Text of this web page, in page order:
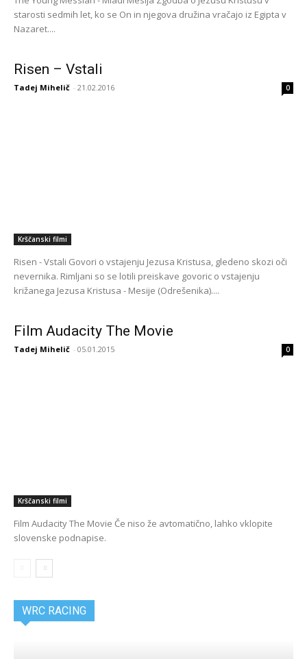
starosti sedmih let, ko se On in njegova družina vračajo iz Egipta v
Nazaret....
Risen – Vstali
Tadej Mihelič - 21.02.2016 0
Krščanski filmi
Risen - Vstali Govori o vstajenju Jezusa Kristusa, gledeno skozi oči
nevernika. Rimljani so se lotili preiskave govoric o vstajenju
križanega Jezusa Kristusa - Mesije (Odrešenika)....
Film Audacity The Movie
Tadej Mihelič - 05.01.2015 0
Krščanski filmi
Film Audacity The Movie Če niso že avtomatično, lahko vklopite
slovenske podnapise.
WRC RACING